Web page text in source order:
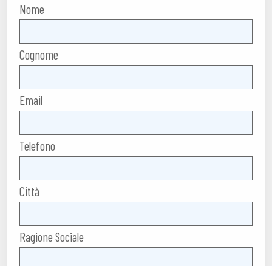
Nome
Cognome
Email
Telefono
Città
Ragione Sociale